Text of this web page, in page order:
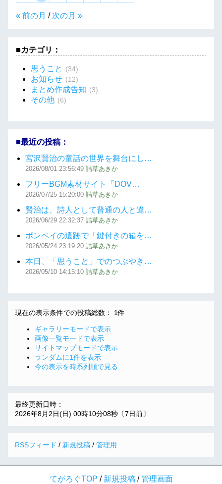
« 前の月 / 次の月 »
■カテゴリ：
思うこと (34)
お知らせ (12)
まとめ作成告知 (3)
その他 (6)
■最近の投稿：
宮沢賢治の童話の世界を舞台にし…
2026/08/01 23:56:49 詰草あきか
フリーBGM素材サイト「DOV…
2026/07/25 15:20:00 詰草あきか
賢治は、詩人として普通の人と違…
2026/06/29 22:32:37 詰草あきか
ポンペイの遺跡で「鍵付きの箱を…
2026/05/24 23:19:20 詰草あきか
本日、「思うこと」でのつぶやき…
2026/05/10 14:15:10 詰草あきか
現在の表示条件での投稿総数： 1件
ギャラリーモードで表示
画像一覧モードで表示
サイトマップモードで表示
ランダムに1件を表示
今の表示を時系列順で見る
最終更新日時：
2026年8月2日(日) 00時10分08秒〔7日前〕
RSSフィード / 新規投稿 /管理用
てがろぐTOP / 新規投稿/管理画面